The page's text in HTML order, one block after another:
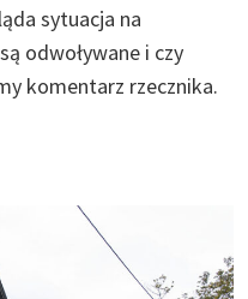
sytuacja na
odwoływane i czy
komentarz rzecznika.